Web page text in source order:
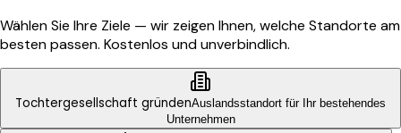
Wählen Sie Ihre Ziele — wir zeigen Ihnen, welche Standorte am
besten passen. Kostenlos und unverbindlich.
Tochter­gesellschaft gründenAuslandsstandort für Ihr bestehendes
Unternehmen